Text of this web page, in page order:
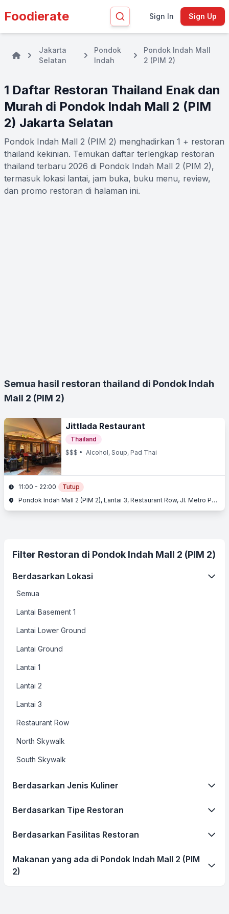
Foodierate Sign In Sign Up
Jakarta
Selatan
Pondok
Indah
Pondok Indah Mall
2 (PIM 2)
1 Daftar Restoran Thailand Enak dan
Murah di Pondok Indah Mall 2 (PIM
2) Jakarta Selatan
Pondok Indah Mall 2 (PIM 2) menghadirkan 1 + restoran
thailand kekinian. Temukan daftar terlengkap restoran
thailand terbaru 2026 di Pondok Indah Mall 2 (PIM 2),
termasuk lokasi lantai, jam buka, buku menu, review,
dan promo restoran di halaman ini.
Semua hasil restoran thailand di Pondok Indah
Mall 2 (PIM 2)
Jittlada Restaurant
Thailand
$$$ • Alcohol, Soup, Pad Thai
11:00 - 22:00
Tutup
Pondok Indah Mall 2 (PIM 2), Lantai 3, Restaurant Row, Jl. Metro Pondok Indah, Pondok Indah, Jakarta Selatan, Jakarta
Filter Restoran di Pondok Indah Mall 2 (PIM 2)
Berdasarkan Lokasi
Semua
Lantai Basement 1
Lantai Lower Ground
Lantai Ground
Lantai 1
Lantai 2
Lantai 3
Restaurant Row
North Skywalk
South Skywalk
Berdasarkan Jenis Kuliner
Berdasarkan Tipe Restoran
Berdasarkan Fasilitas Restoran
Makanan yang ada di Pondok Indah Mall 2 (PIM
2)